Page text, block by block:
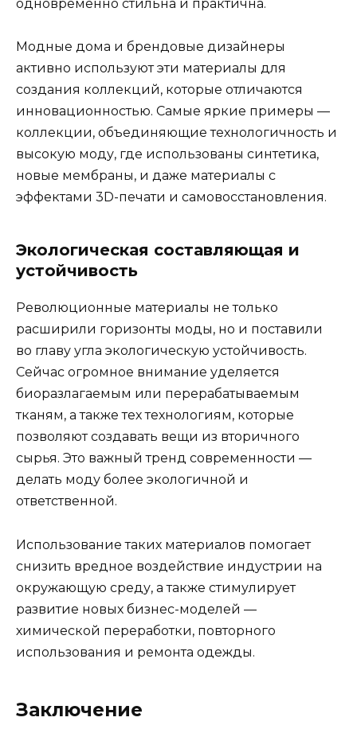
одновременно стильна и практична.
Модные дома и брендовые дизайнеры
активно используют эти материалы для
создания коллекций, которые отличаются
инновационностью. Самые яркие примеры —
коллекции, объединяющие технологичность и
высокую моду, где использованы синтетика,
новые мембраны, и даже материалы с
эффектами 3D-печати и самовосстановления.
Экологическая составляющая и
устойчивость
Революционные материалы не только
расширили горизонты моды, но и поставили
во главу угла экологическую устойчивость.
Сейчас огромное внимание уделяется
биоразлагаемым или перерабатываемым
тканям, а также тех технологиям, которые
позволяют создавать вещи из вторичного
сырья. Это важный тренд современности —
делать моду более экологичной и
ответственной.
Использование таких материалов помогает
снизить вредное воздействие индустрии на
окружающую среду, а также стимулирует
развитие новых бизнес-моделей —
химической переработки, повторного
использования и ремонта одежды.
Заключение